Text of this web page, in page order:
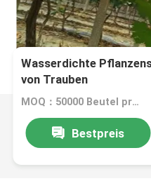
Wasserdichte
von Trauben
MOQ：50000 Beutel pro Artikel
Bestpreis